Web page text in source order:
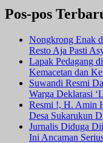
Pos-pos
Nongkrong Enak
Resto Aja Pasti
Lapak Pedagang
Kemacetan dan
Suwandi Resmi
Warga Deklarasi
Resmi !, H. Amin
Desa Sukarukun
Jurnalis Diduga
Ini Ancaman